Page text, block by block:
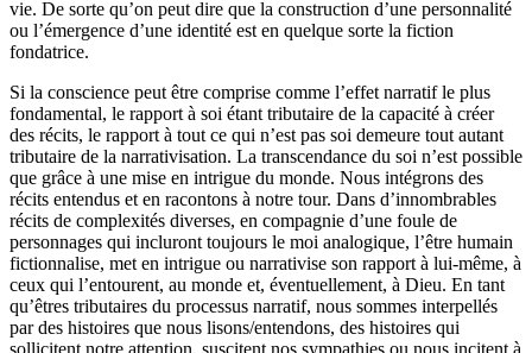
vie. De sorte qu’on peut dire que la construction d’une personnalité
ou l’émergence d’une identité est en quelque sorte la fiction
fondatrice.
Si la conscience peut être comprise comme l’effet narratif le plus
fondamental, le rapport à soi étant tributaire de la capacité à créer
des récits, le rapport à tout ce qui n’est pas soi demeure tout autant
tributaire de la narrativisation. La transcendance du soi n’est possible
que grâce à une mise en intrigue du monde. Nous intégrons des
récits entendus et en racontons à notre tour. Dans d’innombrables
récits de complexités diverses, en compagnie d’une foule de
personnages qui incluront toujours le moi analogique, l’être humain
fictionnalise, met en intrigue ou narrativise son rapport à lui-même, à
ceux qui l’entourent, au monde et, éventuellement, à Dieu. En tant
qu’êtres tributaires du processus narratif, nous sommes interpellés
par des histoires que nous lisons/entendons, des histoires qui
sollicitent notre attention, suscitent nos sympathies ou nous incitent à